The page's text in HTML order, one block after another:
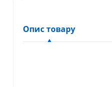
Опис товару